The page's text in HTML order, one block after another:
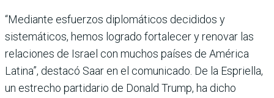
“Mediante esfuerzos diplomáticos decididos y
sistemáticos, hemos logrado fortalecer y renovar las
relaciones de Israel con muchos países de América
Latina”, destacó Saar en el comunicado. De la Espriella,
un estrecho partidario de Donald Trump, ha dicho